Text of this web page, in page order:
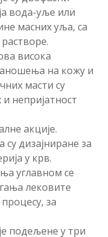
вода-уље или
масних уља, са
висока
на кожу и
масти су
непријатност
акције.
дизајниране за
у крв.
углавном се
лековите
за
подељене у три